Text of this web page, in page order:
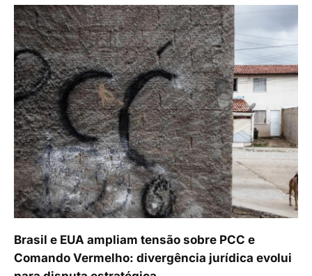
Brasil e EUA ampliam tensão sobre PCC e
Comando Vermelho: divergência jurídica evolui